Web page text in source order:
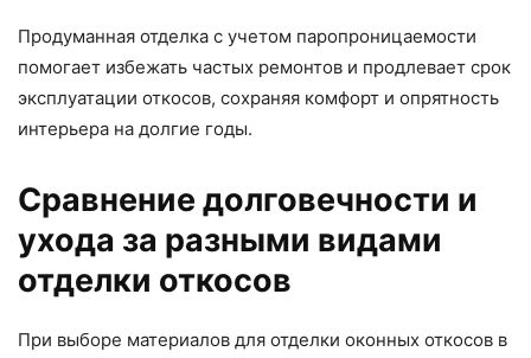
Продуманная отделка с учетом паропроницаемости
помогает избежать частых ремонтов и продлевает срок
эксплуатации откосов, сохраняя комфорт и опрятность
интерьера на долгие годы.
Сравнение долговечности и
ухода за разными видами
отделки откосов
При выборе материалов для отделки оконных откосов в